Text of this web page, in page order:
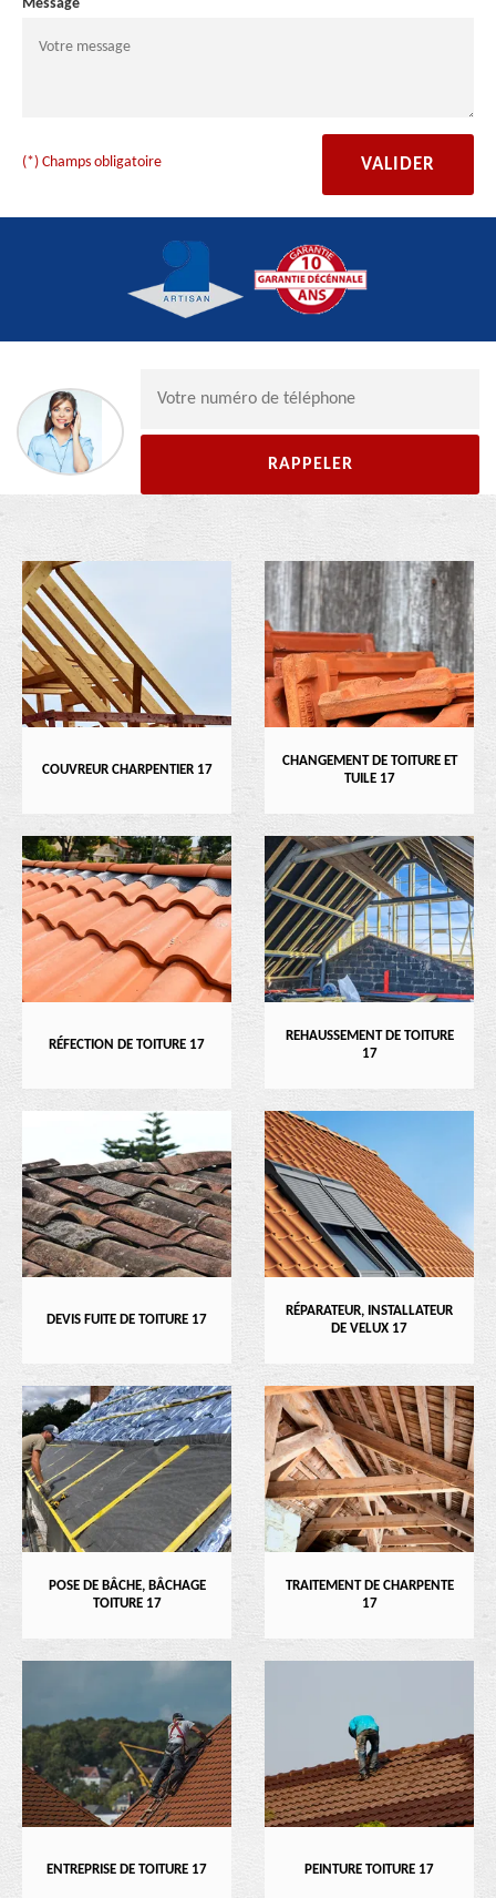
Message
(*) Champs obligatoire
COUVREUR CHARPENTIER 17
CHANGEMENT DE TOITURE ET
TUILE 17
RÉFECTION DE TOITURE 17
REHAUSSEMENT DE TOITURE
17
DEVIS FUITE DE TOITURE 17
RÉPARATEUR, INSTALLATEUR
DE VELUX 17
POSE DE BÂCHE, BÂCHAGE
TOITURE 17
TRAITEMENT DE CHARPENTE
17
ENTREPRISE DE TOITURE 17 PEINTURE TOITURE 17